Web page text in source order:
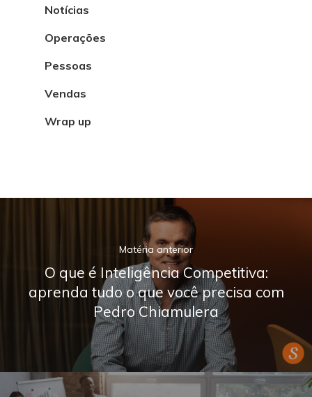
Notícias
Operações
Pessoas
Vendas
Wrap up
Matéria anterior
O que é Inteligência Competitiva:
aprenda tudo o que você precisa com
Pedro Chiamulera